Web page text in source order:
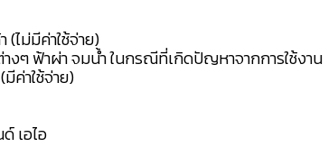
ไม่มีค่าใช้จ่าย)
งๆ ฟ้าผ่า จมน้ำ ในกรณีที่เกิดปัญหาจากการใช้งาน
ค่าใช้จ่าย)
เอไอ